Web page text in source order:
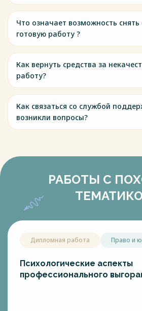
Что означает возможность
готовую работу ?
Как вернуть средства за
работу?
Как связаться со службой
возникли вопросы?
РАБОТЫ С
Дипломная работа Право и
Психологические аспекты
профессионального